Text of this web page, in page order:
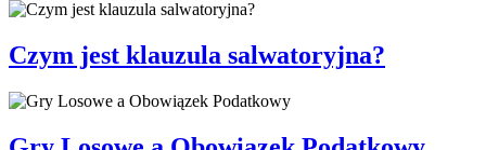
Czym jest klauzula salwatoryjna?